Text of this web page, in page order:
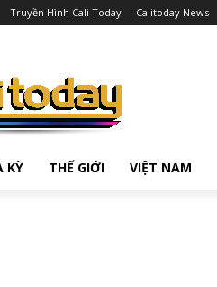
Truyền Hình Cali Today Calitoday News
KỲ THẾ GIỚI VIỆT NAM